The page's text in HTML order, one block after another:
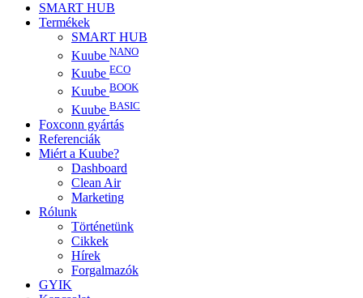
SMART HUB
Termékek
SMART HUB
Kuube NANO
Kuube ECO
Kuube BOOK
Kuube BASIC
Foxconn gyártás
Referenciák
Miért a Kuube?
Dashboard
Clean Air
Marketing
Rólunk
Történetünk
Cikkek
Hírek
Forgalmazók
GYIK